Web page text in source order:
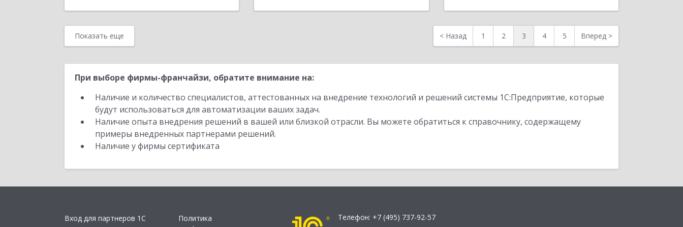
Показать еще < Назад 1 2 3 4 5 Вперед >
При выборе фирмы-франчайзи, обратите внимание на:
Наличие и количество специалистов, аттестованных на внедрение технологий и решений системы 1С:Предприятие, которые
будут использоваться для автоматизации ваших задач.
Наличие опыта внедрения решений в вашей или близкой отрасли. Вы можете обратиться к справочнику, содержащему
примеры внедренных партнерами решений.
Наличие у фирмы сертификата
Вход для партнеров 1С
Политика
Телефон: +7 (495) 737-92-57